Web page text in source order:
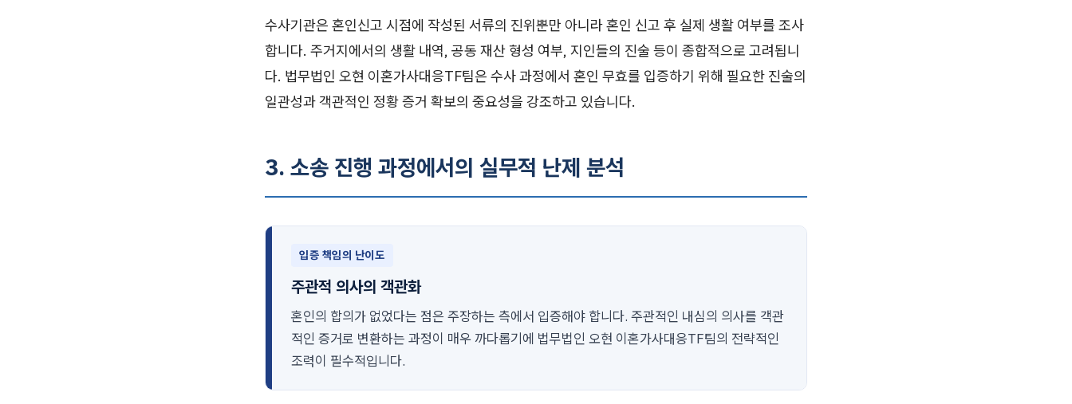
수사기관은 혼인신고 시점에 작성된 서류의 진위뿐만 아니라 혼인 신고 후 실제 생활 여부를 조사
합니다. 주거지에서의 생활 내역, 공동 재산 형성 여부, 지인들의 진술 등이 종합적으로 고려됩니
다. 법무법인 오현 이혼가사대응TF팀은 수사 과정에서 혼인 무효를 입증하기 위해 필요한 진술의
일관성과 객관적인 정황 증거 확보의 중요성을 강조하고 있습니다.
3. 소송 진행 과정에서의 실무적 난제 분석
입증 책임의 난이도
주관적 의사의 객관화
혼인의 합의가 없었다는 점은 주장하는 측에서 입증해야 합니다. 주관적인 내심의 의사를 객관
적인 증거로 변환하는 과정이 매우 까다롭기에 법무법인 오현 이혼가사대응TF팀의 전략적인
조력이 필수적입니다.